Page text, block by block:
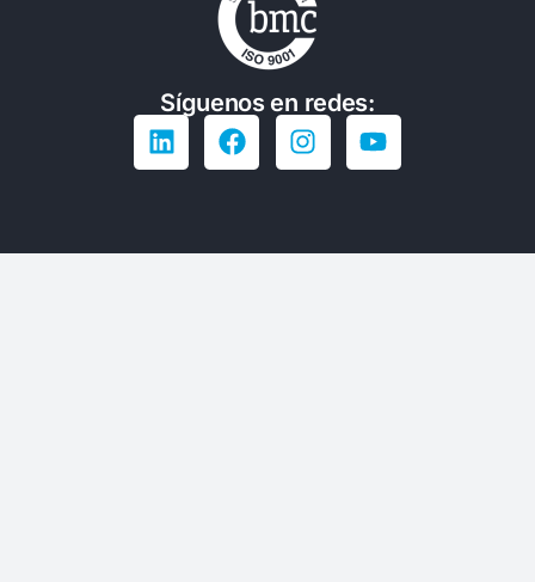
Síguenos en redes: